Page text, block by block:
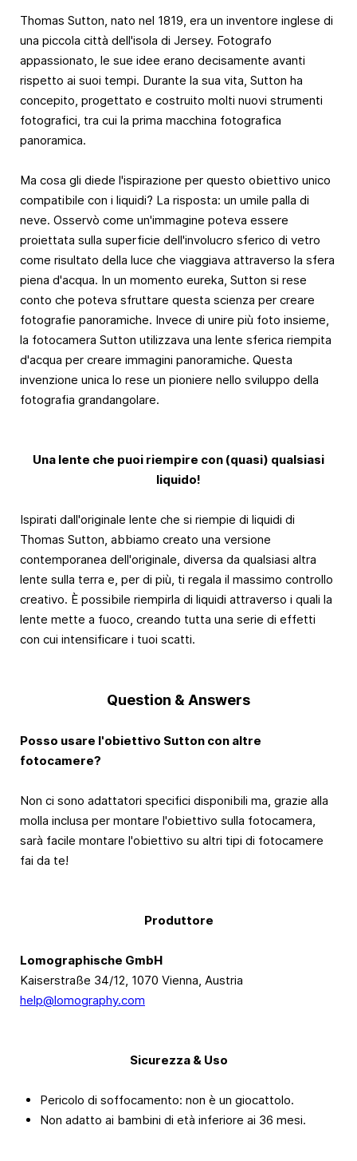
Thomas Sutton, nato nel 1819, era un inventore inglese di
una piccola città dell'isola di Jersey. Fotografo
appassionato, le sue idee erano decisamente avanti
rispetto ai suoi tempi. Durante la sua vita, Sutton ha
concepito, progettato e costruito molti nuovi strumenti
fotografici, tra cui la prima macchina fotografica
panoramica.
Ma cosa gli diede l'ispirazione per questo obiettivo unico
compatibile con i liquidi? La risposta: un umile palla di
neve. Osservò come un'immagine poteva essere
proiettata sulla superficie dell'involucro sferico di vetro
come risultato della luce che viaggiava attraverso la sfera
piena d'acqua. In un momento eureka, Sutton si rese
conto che poteva sfruttare questa scienza per creare
fotografie panoramiche. Invece di unire più foto insieme,
la fotocamera Sutton utilizzava una lente sferica riempita
d'acqua per creare immagini panoramiche. Questa
invenzione unica lo rese un pioniere nello sviluppo della
fotografia grandangolare.
Una lente che puoi riempire con (quasi) qualsiasi
liquido!
Ispirati dall'originale lente che si riempie di liquidi di
Thomas Sutton, abbiamo creato una versione
contemporanea dell'originale, diversa da qualsiasi altra
lente sulla terra e, per di più, ti regala il massimo controllo
creativo. È possibile riempirla di liquidi attraverso i quali la
lente mette a fuoco, creando tutta una serie di effetti
con cui intensificare i tuoi scatti.
Question & Answers
Posso usare l'obiettivo Sutton con altre
fotocamere?
Non ci sono adattatori specifici disponibili ma, grazie alla
molla inclusa per montare l'obiettivo sulla fotocamera,
sarà facile montare l'obiettivo su altri tipi di fotocamere
fai da te!
Produttore
Lomographische GmbH
Kaiserstraße 34/12, 1070 Vienna, Austria
help@lomography.com
Sicurezza & Uso
Pericolo di soffocamento: non è un giocattolo.
Non adatto ai bambini di età inferiore ai 36 mesi.